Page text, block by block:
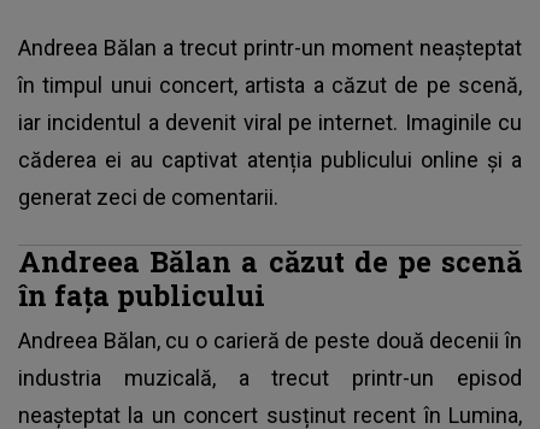
Andreea Bălan a trecut printr-un moment neașteptat
în timpul unui concert, artista a căzut de pe scenă,
iar incidentul a devenit viral pe internet. Imaginile cu
căderea ei au captivat atenția publicului online și a
generat zeci de comentarii.
Andreea Bălan a căzut de pe scenă
în fața publicului
Andreea Bălan, cu o carieră de peste două decenii în
industria muzicală, a trecut printr-un episod
neașteptat la un concert susținut recent în Lumina,